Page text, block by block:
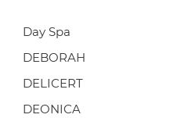
Day Spa
DEBORAH
DELICERT
DEONICA